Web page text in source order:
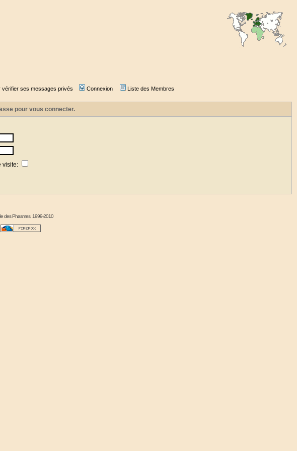
vérifier ses messages privés Connexion Liste des Membres
pour vous connecter.
visite:
des Phasmes, 1999-2010